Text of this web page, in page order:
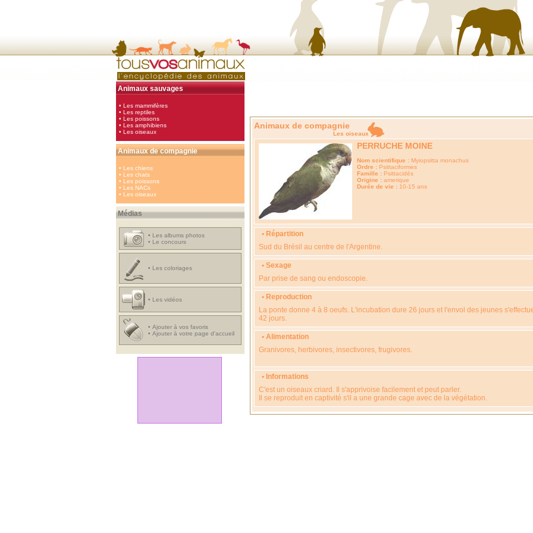
Animaux sauvages
• Les mammifères
• Les reptiles
• Les poissons
• Les amphibiens
• Les oiseaux
Animaux de compagnie
• Les chiens
• Les chats
• Les poissons
• Les NACs
• Les oiseaux
Médias
• Les albums photos
• Le concours
• Les coloriages
• Les vidéos
• Ajouter à vos favoris
• Ajouter à votre page d'accueil
Animaux de compagnie
Les oiseaux
PERRUCHE MOINE
Nom scientifique : Myiopsitta monachus
Ordre : Psittaciformes
Famille : Psittacidés
Origine : amerique
Durée de vie : 10-15 ans
• Répartition
Sud du Brésil au centre de l'Argentine.
• Sexage
Par prise de sang ou endoscopie.
• Reproduction
La ponte donne 4 à 8 oeufs. L'incubation dure 26 jours et l'envol des jeunes
42 jours.
• Alimentation
Granivores, herbivores, insectivores, frugivores.
• Informations
C'est un oiseaux criard. Il s'apprivoise facilement et peut parler.
Il se reproduit en captivité s'il a une grande cage avec de la végétation.